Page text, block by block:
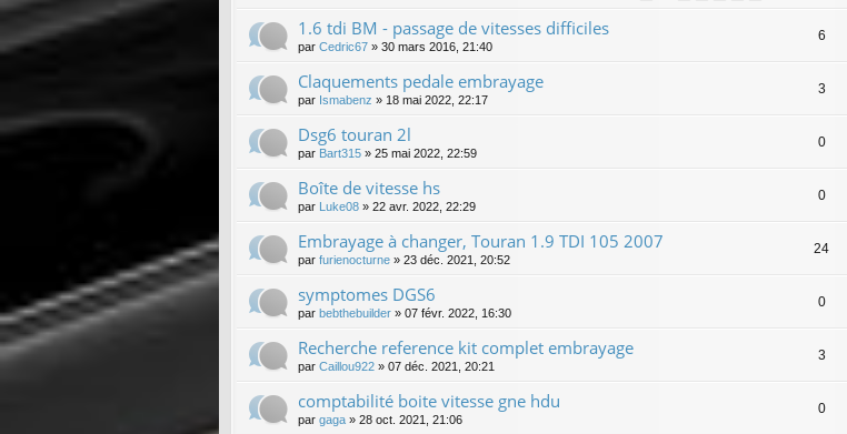
1.6 tdi BM - passage de vitesses difficiles
par Cedric67 » 30 mars 2016, 21:40
6
Claquements pedale embrayage
par Ismabenz » 18 mai 2022, 22:17
3
Dsg6 touran 2l
par Bart315 » 25 mai 2022, 22:59
0
Boîte de vitesse hs
par Luke08 » 22 avr. 2022, 22:29
0
Embrayage à changer, Touran 1.9 TDI 105 2007
par furienocturne » 23 déc. 2021, 20:52
24
symptomes DGS6
par bebthebuilder » 07 févr. 2022, 16:30
0
Recherche reference kit complet embrayage
par Caillou922 » 07 déc. 2021, 20:21
3
comptabilité boite vitesse gne hdu
par gaga » 28 oct. 2021, 21:06
0